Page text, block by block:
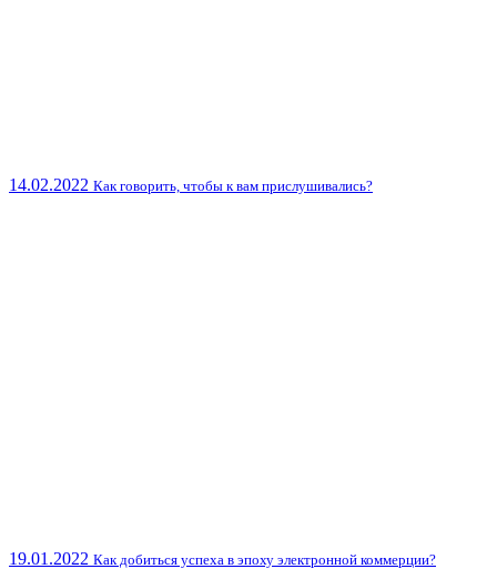
14.02.2022 Как говорить, чтобы к вам прислушивались?
19.01.2022 Как добиться успеха в эпоху электронной коммерции?